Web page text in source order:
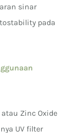
sinar
pada
Zinc Oxide
UV filter